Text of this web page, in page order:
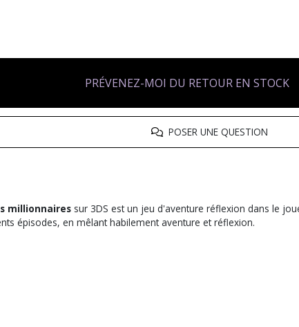
PRÉVENEZ-MOI DU RETOUR EN STOCK
POSER UNE QUESTION
millionnaires sur 3DS est un jeu d'aventure réflexion dans le
épisodes, en mêlant habilement aventure et réflexion.